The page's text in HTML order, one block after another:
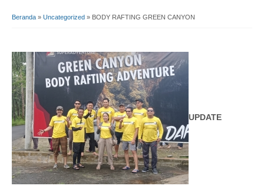
Beranda » Uncategorized » BODY RAFTING GREEN CANYON
UPDATE